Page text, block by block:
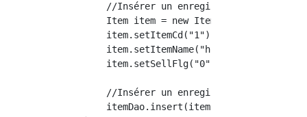
        //Insérer un enregistrement prêt
        Item item = new Item();
        item.setItemCd("1");
        item.setItemName("hoge");
        item.setSellFlg("0");
        //Insérer un enregistrement
        itemDao.insert(item);